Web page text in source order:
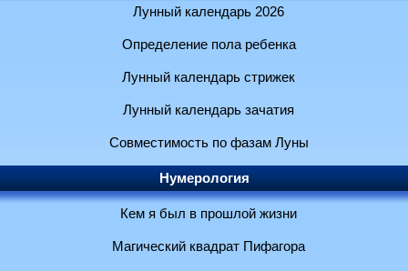
Лунный календарь 2026
Определение пола ребенка
Лунный календарь стрижек
Лунный календарь зачатия
Совместимость по фазам Луны
Нумерология
Кем я был в прошлой жизни
Магический квадрат Пифагора